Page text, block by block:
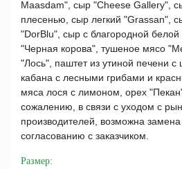
Maasdam", сыр "Cheese Gallery",
плесенью, сыр легкий "Grassan",
"DorBlu", сыр с благородной
"Черная корова", тушеное мясо
"Лось", паштет из утиной печени
кабана с лесными грибами и
мяса лося с лимоном, орех
сожалению, в связи с уходом с
производителей, возможна
согласованию с заказчиком.
Размер: